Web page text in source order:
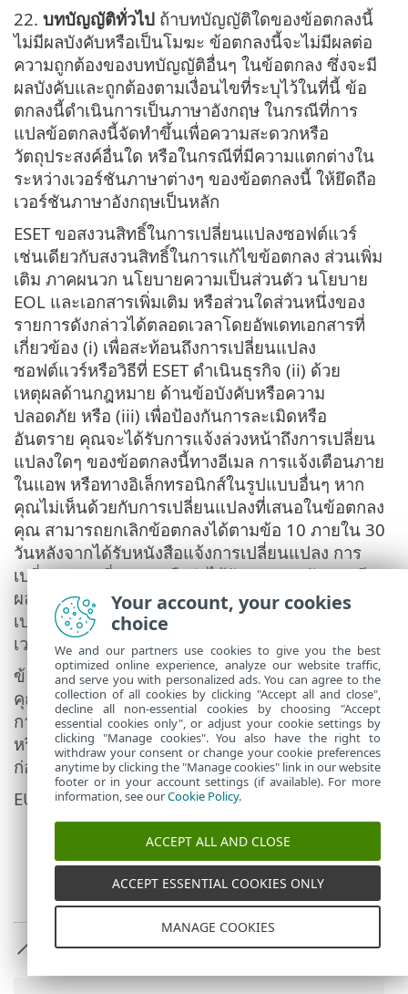
22. บทบัญญัติทั่วไป ถ้าบทบัญญัติใดของข้อตกลงนี้
ไม่มีผลบังคับหรือเป็นโมฆะ ข้อตกลงนี้จะไม่มีผลต่อ
ความถูกต้องของบทบัญญัติอื่นๆ ในข้อตกลง ซึ่งจะมี
ผลบังคับและถูกต้องตามเงื่อนไขที่ระบุไว้ในที่นี้ ข้อ
ตกลงนี้ดำเนินการเป็นภาษาอังกฤษ ในกรณีที่การ
แปลข้อตกลงนี้จัดทำขึ้นเพื่อความสะดวกหรือ
วัตถุประสงค์อื่นใด หรือในกรณีที่มีความแตกต่างใน
ระหว่างเวอร์ชันภาษาต่างๆ ของข้อตกลงนี้ ให้ยึดถือ
เวอร์ชันภาษาอังกฤษเป็นหลัก
ESET ขอสงวนสิทธิ์ในการเปลี่ยนแปลงซอฟต์แวร์
เช่นเดียวกับสงวนสิทธิ์ในการแก้ไขข้อตกลง ส่วนเพิ่ม
เติม ภาคผนวก นโยบายความเป็นส่วนตัว นโยบาย
EOL และเอกสารเพิ่มเติม หรือส่วนใดส่วนหนึ่งของ
รายการดังกล่าวได้ตลอดเวลาโดยอัพเดทเอกสารที่
เกี่ยวข้อง (i) เพื่อสะท้อนถึงการเปลี่ยนแปลง
ซอฟต์แวร์หรือวิธีที่ ESET ดำเนินธุรกิจ (ii) ด้วย
เหตุผลด้านกฎหมาย ด้านข้อบังคับหรือความ
ปลอดภัย หรือ (iii) เพื่อป้องกันการละเมิดหรือ
อันตราย คุณจะได้รับการแจ้งล่วงหน้าถึงการเปลี่ยน
แปลงใดๆ ของข้อตกลงนี้ทางอีเมล การแจ้งเตือนภาย
ในแอพ หรือทางอิเล็กทรอนิกส์ในรูปแบบอื่นๆ หาก
คุณไม่เห็นด้วยกับการเปลี่ยนแปลงที่เสนอในข้อตกลง
คุณ สามารถยกเลิกข้อตกลงได้ตามข้อ 10 ภายใน 30
วันหลังจากได้รับหนังสือแจ้งการเปลี่ยนแปลง การ
เปลี่ยนแปลงที่เสนอจะถือว่าได้รับการยอมรับและมี
ผลบังคับใช้ต่อคุณ ณ วันที่คุณได้รับแจ้งการ
เปลี่ยนแปลง เว้นแต่คุณจะยุติข้อตกลงภายในระยะ
เวลาที่กำหนดไว้นี้
ข้อตกลงทั้งหมดนี้เป็นข้อตกลงระหว่างผู้ให้บริการกับ
คุณเกี่ยวกับซอฟต์แวร์ และมีผลเหนือกว่าการรับรอง
การแลกเปลี่ยนความคิดเห็น ภาระหน้าที่ การสื่อสาร
หรือโฆษณาที่เกี่ยวข้องกับซอฟต์แวร์ทั้งหมดที่เกิดขึ้น
ก่อนหน้านี้
EULAID: EULA-PRODUCT; 3537.0
Your account, your cookies
choice
We and our partners use cookies to give you the best
optimized online experience, analyze our website traffic,
and serve you with personalized ads. You can agree to the
collection of all cookies by clicking "Accept all and close",
decline all non-essential cookies by choosing "Accept
essential cookies only", or adjust your cookie settings by
clicking "Manage cookies". You also have the right to
withdraw your consent or change your cookie preferences
anytime by clicking the "Manage cookies" link in our website
footer or in your account settings (if available). For more
information, see ourCookie Policy.
ACCEPT ALL AND CLOSE
ACCEPT ESSENTIAL COOKIES ONLY
MANAGE COOKIES